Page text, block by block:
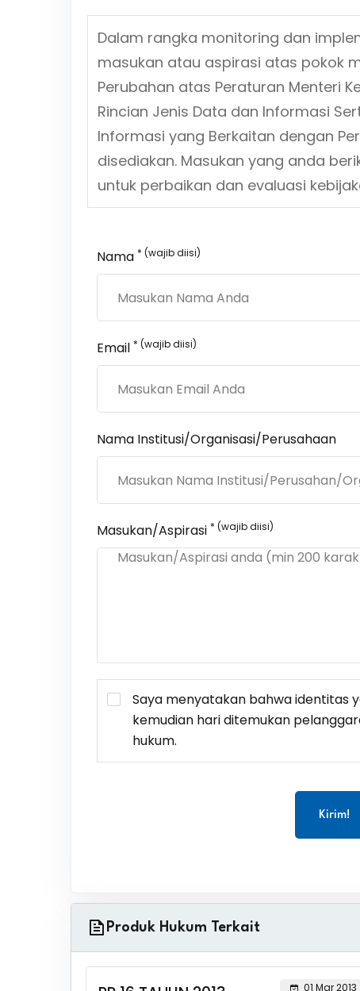
Dalam rangka monitoring dan
masukan atau aspirasi atas pokok
Perubahan atas Peraturan Menteri
Rincian Jenis Data dan Informasi
Informasi yang Berkaitan dengan
disediakan. Masukan yang anda
untuk perbaikan dan evaluasi
Nama * (wajib diisi)
Email * (wajib diisi)
Nama Institusi/Organisasi/Perusahaan
Masukan/Aspirasi * (wajib diisi)
Saya menyatakan bahwa identitas
kemudian hari ditemukan
hukum.
Kirim!
Produk Hukum Terkait
01 Mar 2013